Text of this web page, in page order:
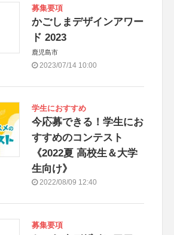
募集要項
かごしまデザインアワー
ド 2023
鹿児島市
2023/07/14 10:00
学生におすすめ
今応募できる！学生にお
すすめのコンテスト
《2022夏 高校生＆大学
生向け》
2022/08/09 12:40
募集要項